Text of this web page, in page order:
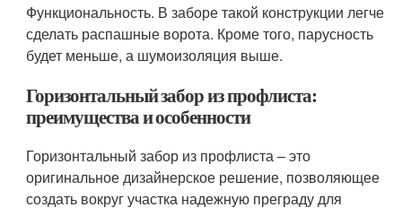
Функциональность. В заборе такой конструкции легче
сделать распашные ворота. Кроме того, парусность
будет меньше, а шумоизоляция выше.
Горизонтальный забор из профлиста:
преимущества и особенности
Горизонтальный забор из профлиста – это
оригинальное дизайнерское решение, позволяющее
создать вокруг участка надежную преграду для